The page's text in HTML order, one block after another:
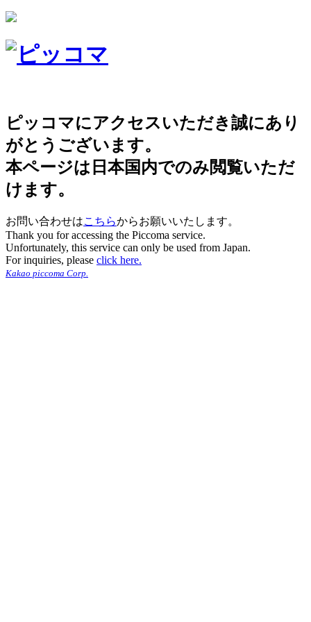
ピッコマにアクセスいただき誠にあり
がとうございます。
本ページは日本国内でのみ閲覧いただ
けます。
お問い合わせはこちらからお願いいたします。
Thank you for accessing the Piccoma service.
Unfortunately, this service can only be used from Japan.
For inquiries, please click here.
Kakao piccoma Corp.